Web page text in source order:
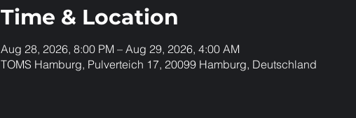
Time & Location
Aug 28, 2026, 8:00 PM – Aug 29, 2026, 4:00 AM
TOMS Hamburg, Pulverteich 17, 20099 Hamburg, Deutschland